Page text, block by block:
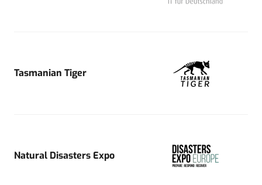
Tasmanian Tiger
Natural Disasters Expo